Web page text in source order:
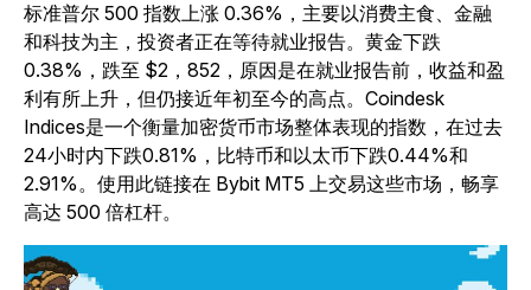
标准普尔 500 指数上涨 0.36%，主要以消费主食、金融
和科技为主，投资者正在等待就业报告。黄金下跌
0.38%，跌至 $2，852，原因是在就业报告前，收益和盈
利有所上升，但仍接近年初至今的高点。Coindesk
Indices是一个衡量加密货币市场整体表现的指数，在过去
24小时内下跌0.81%，比特币和以太币下跌0.44%和
2.91%。使用此链接在 Bybit MT5 上交易这些市场，畅享
高达 500 倍杠杆。